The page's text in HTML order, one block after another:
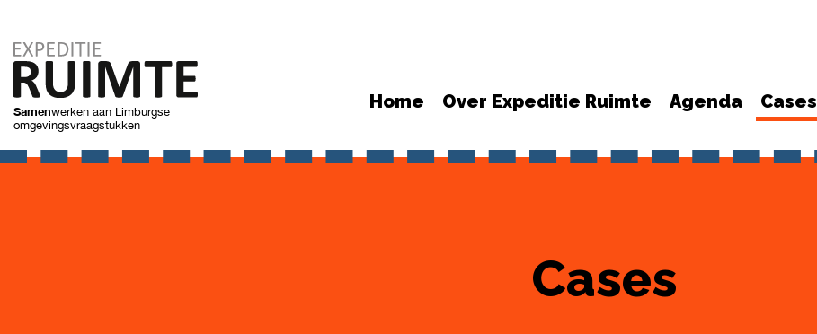
Samenwerken aan Limburgse
omgevingsvraagstukken
Home Over Expeditie Ruimte Agenda Cases
Cases